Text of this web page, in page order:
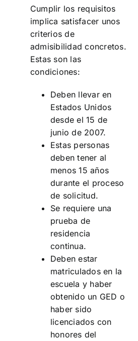
Cumplir los requisitos
implica satisfacer unos
criterios de
admisibilidad concretos.
Estas son las
condiciones:
Deben llevar en
Estados Unidos
desde el 15 de
junio de 2007.
Estas personas
deben tener al
menos 15 años
durante el proceso
de solicitud.
Se requiere una
prueba de
residencia
continua.
Deben estar
matriculados en la
escuela y haber
obtenido un GED o
haber sido
licenciados con
honores del